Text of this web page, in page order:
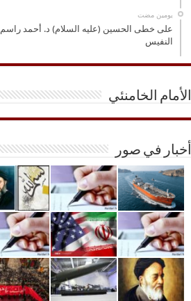
‏يومين مضت
على خطى الحسين (عليه السلام) د. أحمد راسم
النفيس
الأمام الخامنئي
أخبار في صور